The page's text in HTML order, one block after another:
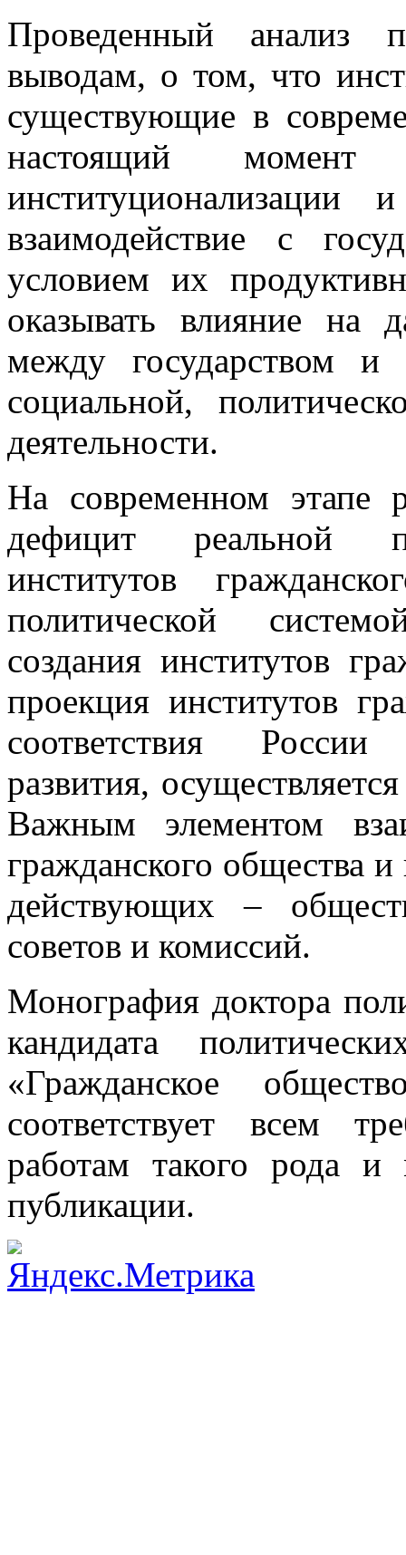
Проведенный анализ
выводам, о том, что
существующие в
настоящий
институционализации
взаимодействие с
условием их
оказывать влияние на
между государством и
социальной,
деятельности.
На современном этапе
дефицит реальной
институтов
политической
создания институтов
проекция институтов
соответствия России
развития,
Важным элементом
гражданского общества и
действующих –
советов и комиссий.
Монография доктора
кандидата
«Гражданское
соответствует всем
работам такого рода
публикации.